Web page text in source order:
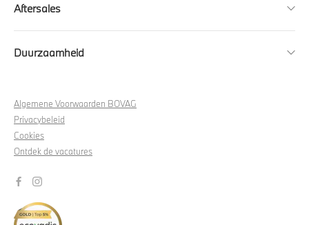
Aftersales
Duurzaamheid
Algemene Voorwaarden BOVAG
Privacybeleid
Cookies
Ontdek de vacatures